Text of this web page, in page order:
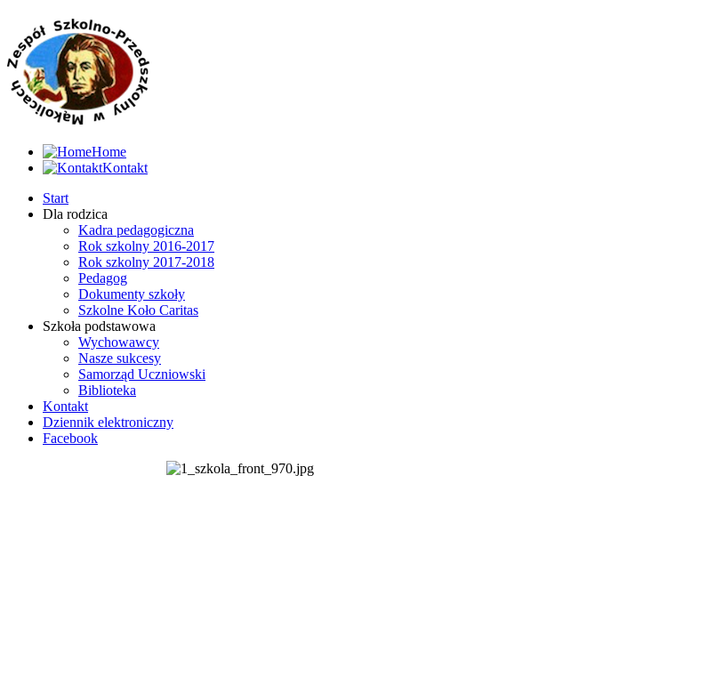
Home
Kontakt
Start
Dla rodzica
Kadra pedagogiczna
Rok szkolny 2016-2017
Rok szkolny 2017-2018
Pedagog
Dokumenty szkoły
Szkolne Koło Caritas
Szkoła podstawowa
Wychowawcy
Nasze sukcesy
Samorząd Uczniowski
Biblioteka
Kontakt
Dziennik elektroniczny
Facebook